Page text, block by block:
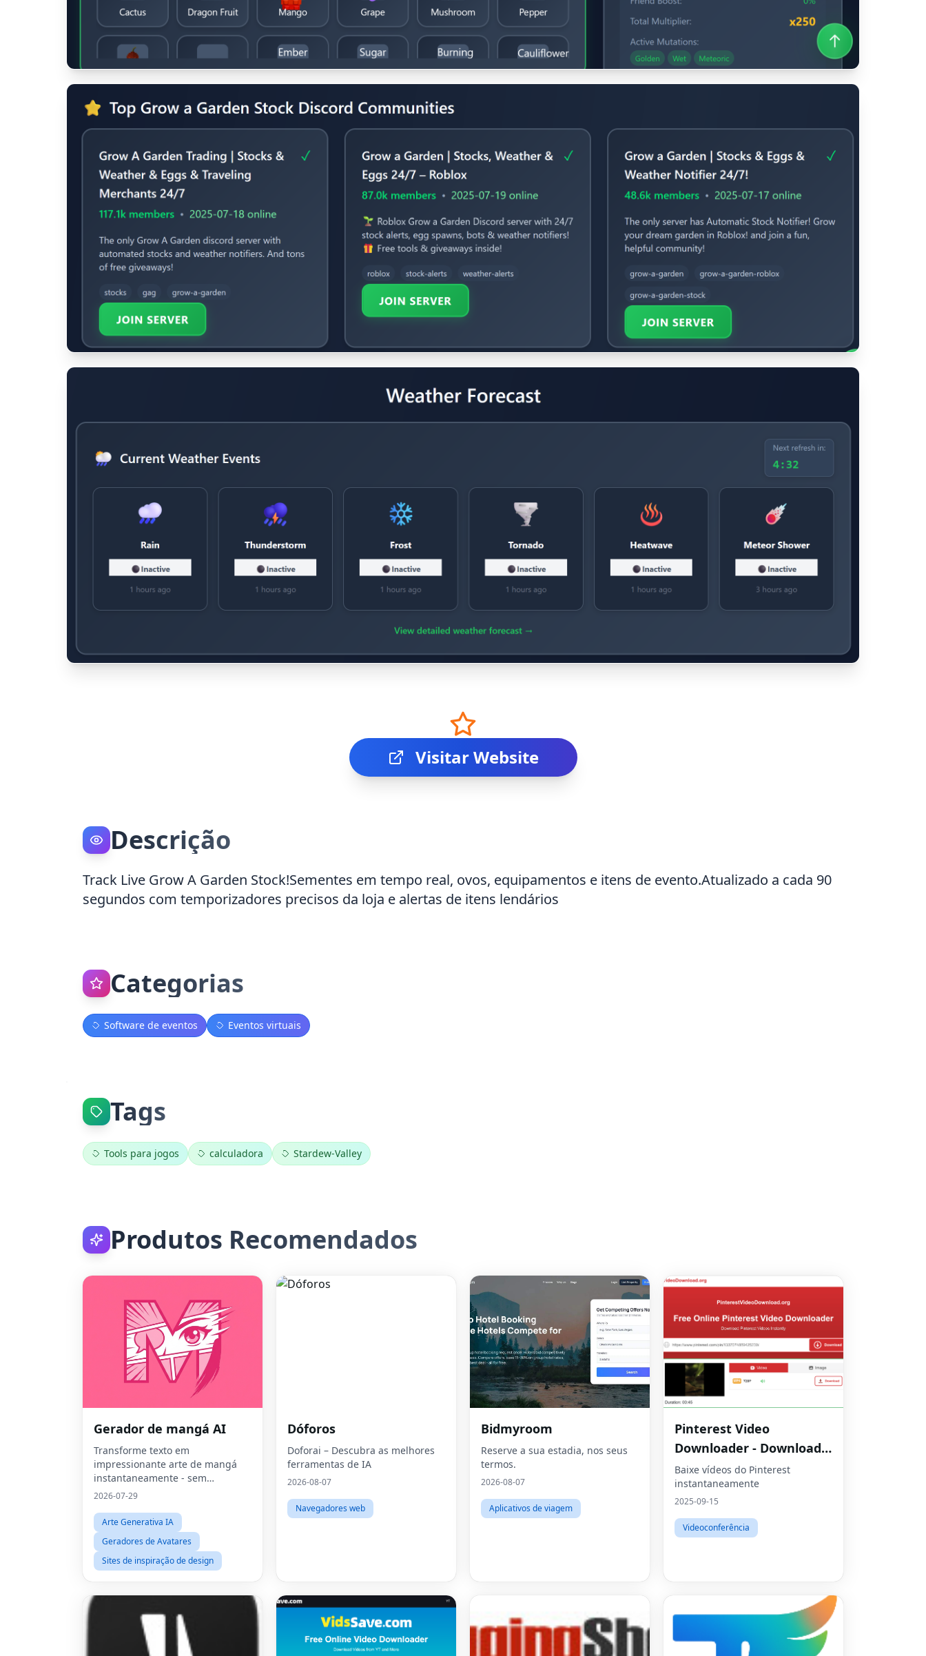
Visitar Website
Descrição
Track Live Grow A Garden Stock!Sementes em tempo real, ovos, equipamentos e itens de evento.Atualizado a cada 90
segundos com temporizadores precisos da loja e alertas de itens lendários
Categorias
Software de eventos Eventos virtuais
Tags
Tools para jogos calculadora Stardew-Valley
Produtos Recomendados
Gerador de mangá AI
Transforme texto em
impressionante arte de mangá
instantaneamente - sem
necessidade de habilidades de
2026-07-29
Arte Generativa IA
Geradores de Avatares
Sites de inspiração de design
Dóforos
Doforai – Descubra as melhores
ferramentas de IA
2026-08-07
Navegadores web
Bidmyroom
Reserve a sua estadia, nos seus
termos.
2026-08-07
Aplicativos de viagem
Pinterest Video
Downloader - Download
de vídeos HD online
Baixe vídeos do Pinterest
instantaneamente
2025-09-15
Videoconferência